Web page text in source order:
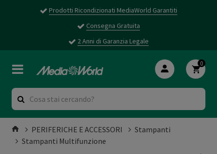
Prodotti Ricondizionati MediaWorld Garantiti
Consegna Gratuita
2 Anni di Garanzia Legale
0
PERIFERICHE E ACCESSORI
Stampanti
Stampanti Multifunzione